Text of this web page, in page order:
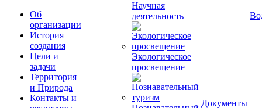
Об
организации
История
создания
Цели и
задачи
Территория
и Природа
Контакты и
Научная
деятельность
Экологическое
просвещение
Документы